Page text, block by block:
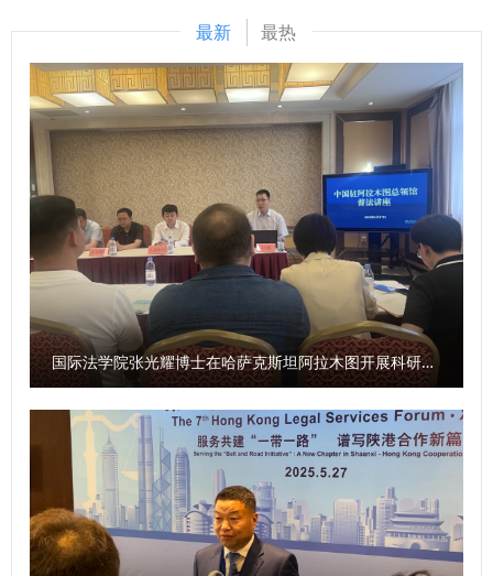
度合作，共同构建更加系统化、常态化的合作新格局。 在与
会嘉宾的共同见证下，我校与乌兹别克斯坦塔什干国立法律大
学正式签署《“中国—中亚命运共同体法律机制研究”合作协
议》，共同推进高层次法治人才的联合培养与高水平师资互动
交流。会谈期间，各方还就前期达成国际仲裁中心共建事宜交
换了意见。 会谈结束后，赵万东向拉比耶夫·谢尔扎德一行赠
送了《习近平谈治国理政》第四卷俄文版，并表示，这部著作
集中展现了新时代中国治国理政的思想精髓与实践经验，是了
解中国发展理念、法治建设路径和全球治理观的重要窗口。希
望通过这部著作，让乌方友人更深入地感知中国特色社会主义
法治体系的实践成果，为双方后续在法律人才培养、司法理论
研究、跨境纠纷化解等领域的合作筑牢思想共识与理论基础。
随后，双方代表共同栽下象征中乌法治互鉴的“同心树”，以海
棠寄意，祝愿两国友谊与合作根深叶茂、生生不息。仪式后，
嘉宾们依次参观了校史馆、习近平法治思想“三进”成果展室与
西汉御史大夫张汤墓遗址陈列馆，切身感受了从传统司法文化
到现代法治思想的历史传承与发展脉络。 （供稿：国际交流
与合作处 撰稿：王梦琳 审核：陈梦琦）
的担当答卷，为加快推进教育现代化、建设教育强国贡献更多
西法大力量。 马朝琦表示，希望全体新入职教师不忘初心使
命，潜心教书育人，奋力科研攻关，以高昂的热情融入新角
色，以坚韧的决心迎接新挑战，为实现学校高水平大学建设目
标作出贡献。 王瀚以“弘扬教育家精神，争创一流教师团队”为
题，分享了自己的学习、工作经历和国际法学教师团队的发展
历程，用生动实例激励引导青年教师坚定理想信念，将职业成
长融入集体，潜心教学科研，努力成为好老师。 本次讲座作
为2025年新入职教师岗前培训第一课，是对习近平总书记关
于教育的重要论述和中央、省委关于开展“师德第一课”要求的
具体落实。 国际法学院（国际仲裁学院）教师贾乔和新闻传
播学院（艺术学院）教师张卓代表新入职教师发言。 学校
2025年新入职教师岗前培训由党委教师工作部、人事处、教
师发展中心举办，重点围绕师德师风、教育家精神、校史校
情、教师管理政策、心理团队辅导、语言文字表达、教学示范
观摩等相关专题开展系统学习与培训，助力新教师完成角色转
换，提升履职能力，为学校高质量发展注入新动力。 （供
稿：党委教师工作部、人事处、教师发展中心 撰稿：赵洋 审
最新 最热
国际法学院张光耀博士在哈萨克斯坦阿拉木图开展科研与社会服务活动